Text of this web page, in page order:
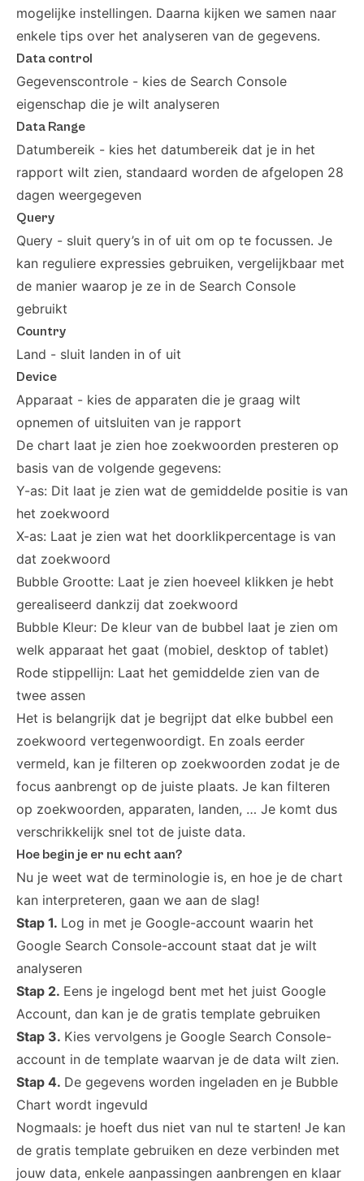
mogelijke instellingen. Daarna kijken we samen naar
enkele tips over het analyseren van de gegevens.
Data control
Gegevenscontrole - kies de Search Console
eigenschap die je wilt analyseren
Data Range
Datumbereik - kies het datumbereik dat je in het
rapport wilt zien, standaard worden de afgelopen 28
dagen weergegeven
Query
Query - sluit query’s in of uit om op te focussen. Je
kan reguliere expressies gebruiken, vergelijkbaar met
de manier waarop je ze in de Search Console
gebruikt
Country
Land - sluit landen in of uit
Device
Apparaat - kies de apparaten die je graag wilt
opnemen of uitsluiten van je rapport
De chart laat je zien hoe zoekwoorden presteren op
basis van de volgende gegevens:
Y-as: Dit laat je zien wat de gemiddelde positie is van
het zoekwoord
X-as: Laat je zien wat het doorklikpercentage is van
dat zoekwoord
Bubble Grootte: Laat je zien hoeveel klikken je hebt
gerealiseerd dankzij dat zoekwoord
Bubble Kleur: De kleur van de bubbel laat je zien om
welk apparaat het gaat (mobiel, desktop of tablet)
Rode stippellijn: Laat het gemiddelde zien van de
twee assen
Het is belangrijk dat je begrijpt dat elke bubbel een
zoekwoord vertegenwoordigt. En zoals eerder
vermeld, kan je filteren op zoekwoorden zodat je de
focus aanbrengt op de juiste plaats. Je kan filteren
op zoekwoorden, apparaten, landen, … Je komt dus
verschrikkelijk snel tot de juiste data.
Hoe begin je er nu echt aan?
Nu je weet wat de terminologie is, en hoe je de chart
kan interpreteren, gaan we aan de slag!
Stap 1. Log in met je Google-account waarin het
Google Search Console-account staat dat je wilt
analyseren
Stap 2. Eens je ingelogd bent met het juist Google
Account, dan kan je de gratis template gebruiken
Stap 3. Kies vervolgens je Google Search Console-
account in de template waarvan je de data wilt zien.
Stap 4. De gegevens worden ingeladen en je Bubble
Chart wordt ingevuld
Nogmaals: je hoeft dus niet van nul te starten! Je kan
de gratis template gebruiken en deze verbinden met
jouw data, enkele aanpassingen aanbrengen en klaar